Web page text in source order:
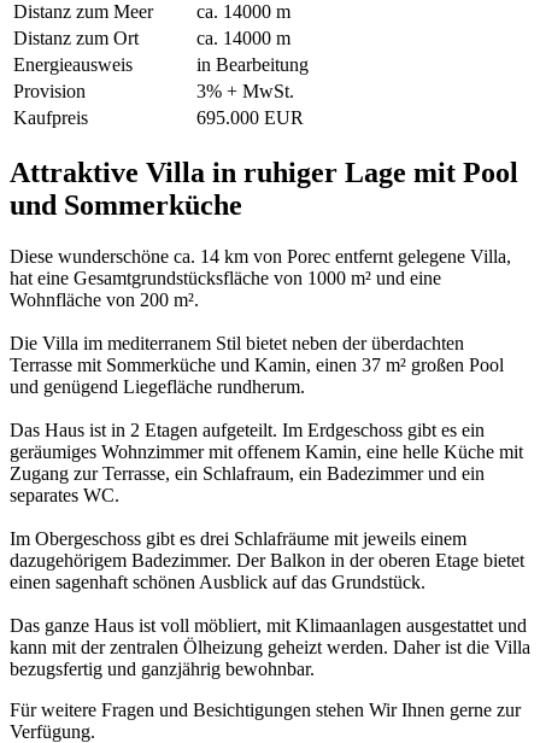
Distanz zum Meer
ca. 14000 m
Distanz zum Ort
ca. 14000 m
Energieausweis
in Bearbeitung
Provision
3% + MwSt.
Kaufpreis
695.000 EUR
Attraktive Villa in ruhiger Lage mit Pool
und Sommerküche
Diese wunderschöne ca. 14 km von Porec entfernt gelegene Villa,
hat eine Gesamtgrundstücksfläche von 1000 m² und eine
Wohnfläche von 200 m².
Die Villa im mediterranem Stil bietet neben der überdachten
Terrasse mit Sommerküche und Kamin, einen 37 m² großen Pool
und genügend Liegefläche rundherum.
Das Haus ist in 2 Etagen aufgeteilt. Im Erdgeschoss gibt es ein
geräumiges Wohnzimmer mit offenem Kamin, eine helle Küche mit
Zugang zur Terrasse, ein Schlafraum, ein Badezimmer und ein
separates WC.
Im Obergeschoss gibt es drei Schlafräume mit jeweils einem
dazugehörigem Badezimmer. Der Balkon in der oberen Etage bietet
einen sagenhaft schönen Ausblick auf das Grundstück.
Das ganze Haus ist voll möbliert, mit Klimaanlagen ausgestattet und
kann mit der zentralen Ölheizung geheizt werden. Daher ist die Villa
bezugsfertig und ganzjährig bewohnbar.
Für weitere Fragen und Besichtigungen stehen Wir Ihnen gerne zur
Verfügung.